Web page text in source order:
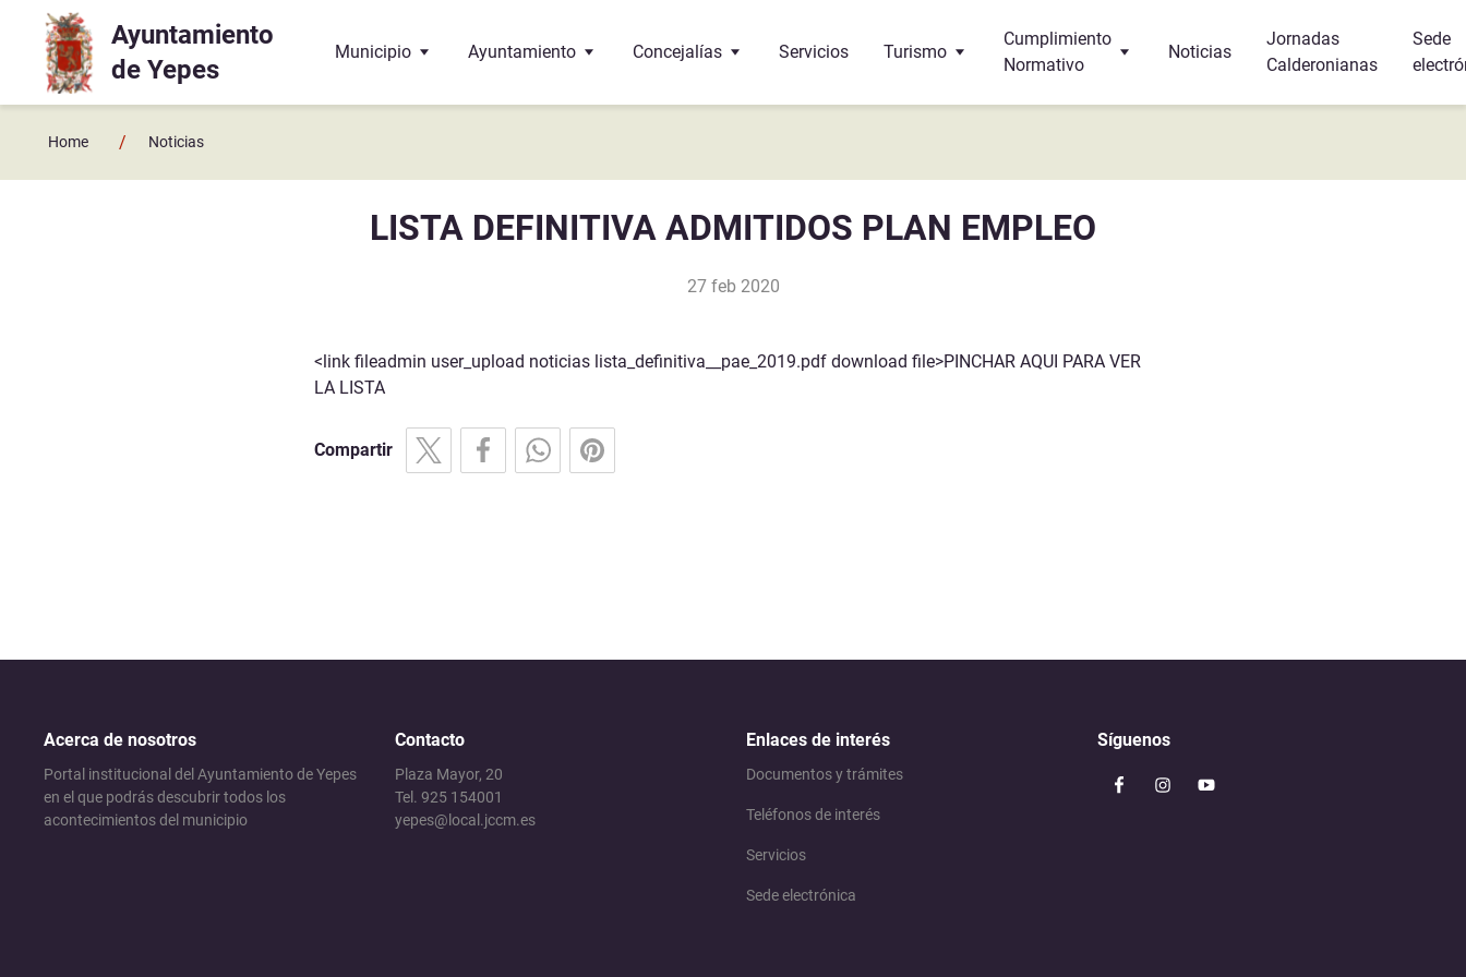
Ir a contenido principal
Ayuntamiento
de Yepes
Municipio
Historia
Geografía
Hermanamiento con Sante-Eulalie
Hermanamiento con Vega de Alatorre (Mexico)
Ayuntamiento
La corporación
El pleno
Teléfonos de interés
Concejalías
Cultura
Bienestar social
Deportes
Servicios Turismo
¿Dónde comer y dormir?
Monumentos
Cumplimiento
Normativo
Canal Interno de Información
Noticias
Jornadas
Calderonianas
Sede
Home / Noticias
LISTA DEFINITIVA ADMITIDOS PLAN EMPLEO
27 feb 2020
<link fileadmin user_upload noticias lista_definitiva__pae_2019.pdf download file>PINCHAR AQUI PARA VER
LA LISTA
Compartir
Acerca de nosotros
Portal institucional del Ayuntamiento de Yepes
en el que podrás descubrir todos los
acontecimientos del municipio
Contacto
Plaza Mayor, 20
Tel. 925 154001
yepes@local.jccm.es
Enlaces de interés
Documentos y trámites
Teléfonos de interés
Servicios
Sede electrónica
Síguenos